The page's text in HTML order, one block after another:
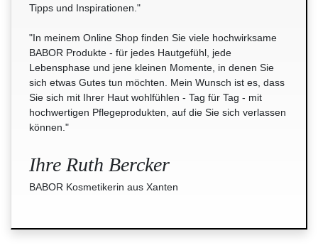
Tipps und Inspirationen."
"In meinem Online Shop finden Sie viele hochwirksame
BABOR Produkte - für jedes Hautgefühl, jede
Lebensphase und jene kleinen Momente, in denen Sie
sich etwas Gutes tun möchten. Mein Wunsch ist es, dass
Sie sich mit Ihrer Haut wohlfühlen - Tag für Tag - mit
hochwertigen Pflegeprodukten, auf die Sie sich verlassen
können."
Ihre Ruth Bercker
BABOR Kosmetikerin aus Xanten